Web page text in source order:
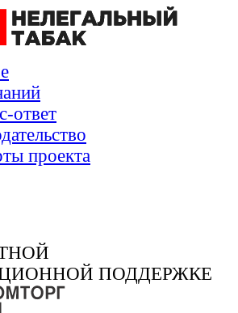
ответ
проекта
ПОДДЕРЖКЕ